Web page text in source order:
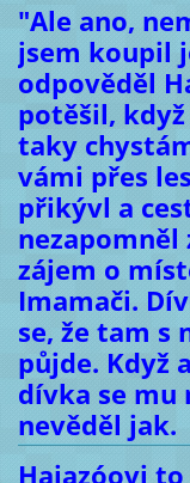
"Ale ano,
jsem koupil
odpověděl
potěšil,
taky
vámi přes
přikývl a
zájem o
Imamači.
se, že tam s
půjde. Když
dívka se mu
nevěděl jak.